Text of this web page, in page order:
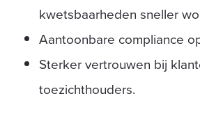
kwetsbaarheden sneller
Aantoonbare compliance
Sterker vertrouwen bij
toezichthouders.